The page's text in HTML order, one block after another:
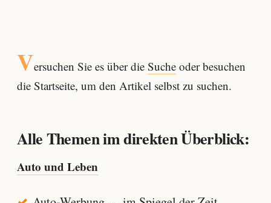
Versuchen Sie es über die Sucheoder besuchen
die Startseite, um den Artikel selbst zu suchen.
Alle Themen im direkten Überblick:
Auto und Leben